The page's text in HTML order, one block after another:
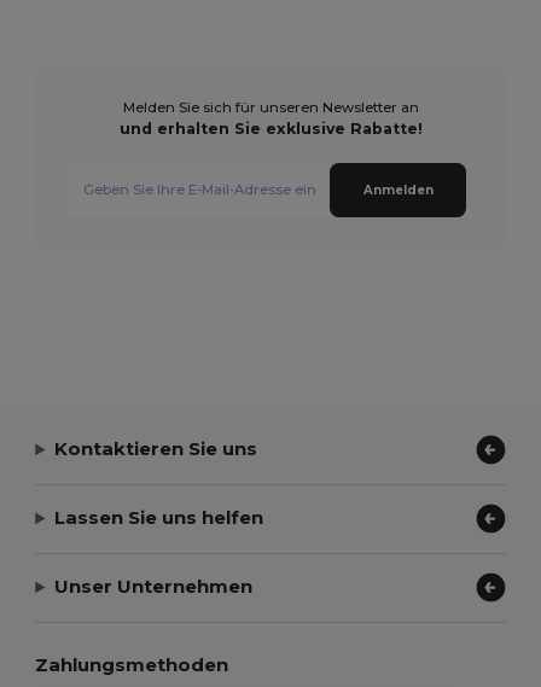
Melden Sie sich für unseren Newsletter an
und erhalten Sie exklusive Rabatte!
Anmelden
Kontaktieren Sie uns
Lassen Sie uns helfen
Unser Unternehmen
Zahlungsmethoden